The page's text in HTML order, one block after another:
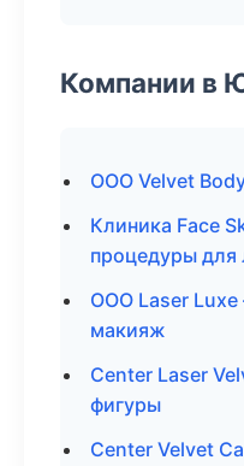
Компании в
ООО Velvet
Клиника Face
процедуры для
ООО Laser
макияж
Center Laser
фигуры
Center Velvet